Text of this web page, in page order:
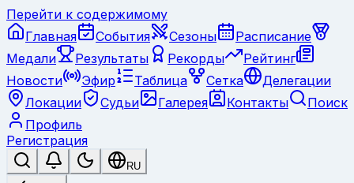
Перейти к содержимому
Главная
События Сезоны
Расписание
Медали
Результаты Рекорды
Рейтинг
Новости
Эфир Таблица Сетка
Делегации
Локации
Судьи Галерея Контакты
Поиск
Профиль
Регистрация
RU